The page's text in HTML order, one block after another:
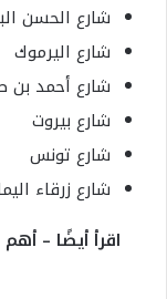
شارع الحسن
شارع اليرموك
شارع أحمد بن
شارع بيروت
شارع تونس
شارع زرقاء
اقرأ أيضًا –